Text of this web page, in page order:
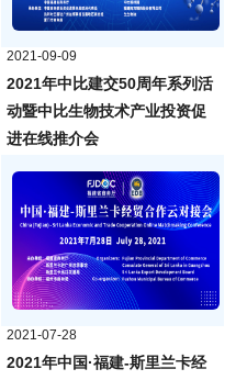
2021-09-09
2021年中比建交50周年系列活
动暨中比生物技术产业投资促
进在线推介会
2021-07-28
2021年中国·福建-斯里兰卡经